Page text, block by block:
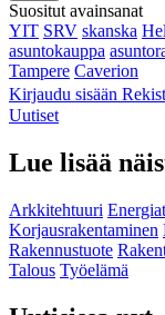
Suositut avainsanat
YIT SRV skanska
asuntokauppa
Tampere Caverion
Kirjaudu sisään
Uutiset
Lue lisää
Arkkitehtuuri
Korjausrakentaminen
Rakennustuote
Talous Työelämä